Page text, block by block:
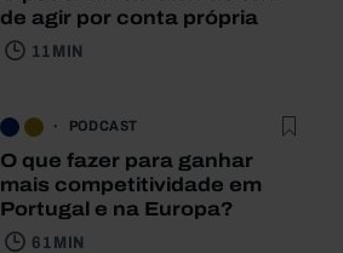
de agir por conta própria
11 MIN
PODCAST
O que fazer para ganhar
mais competitividade em
Portugal e na Europa?
61 MIN